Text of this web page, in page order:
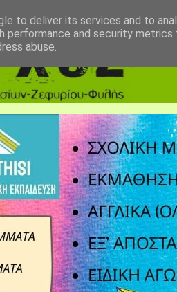
to deliver its services and to
performance and security
abuse.